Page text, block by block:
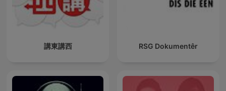
講東講西 RSG Dokumentêr